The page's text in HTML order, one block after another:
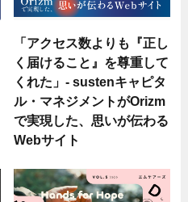
「アクセス数よりも『正し
く届けること』を尊重して
くれた」- sustenキャピタ
ル・マネジメントがOrizm
で実現した、思いが伝わる
Webサイト